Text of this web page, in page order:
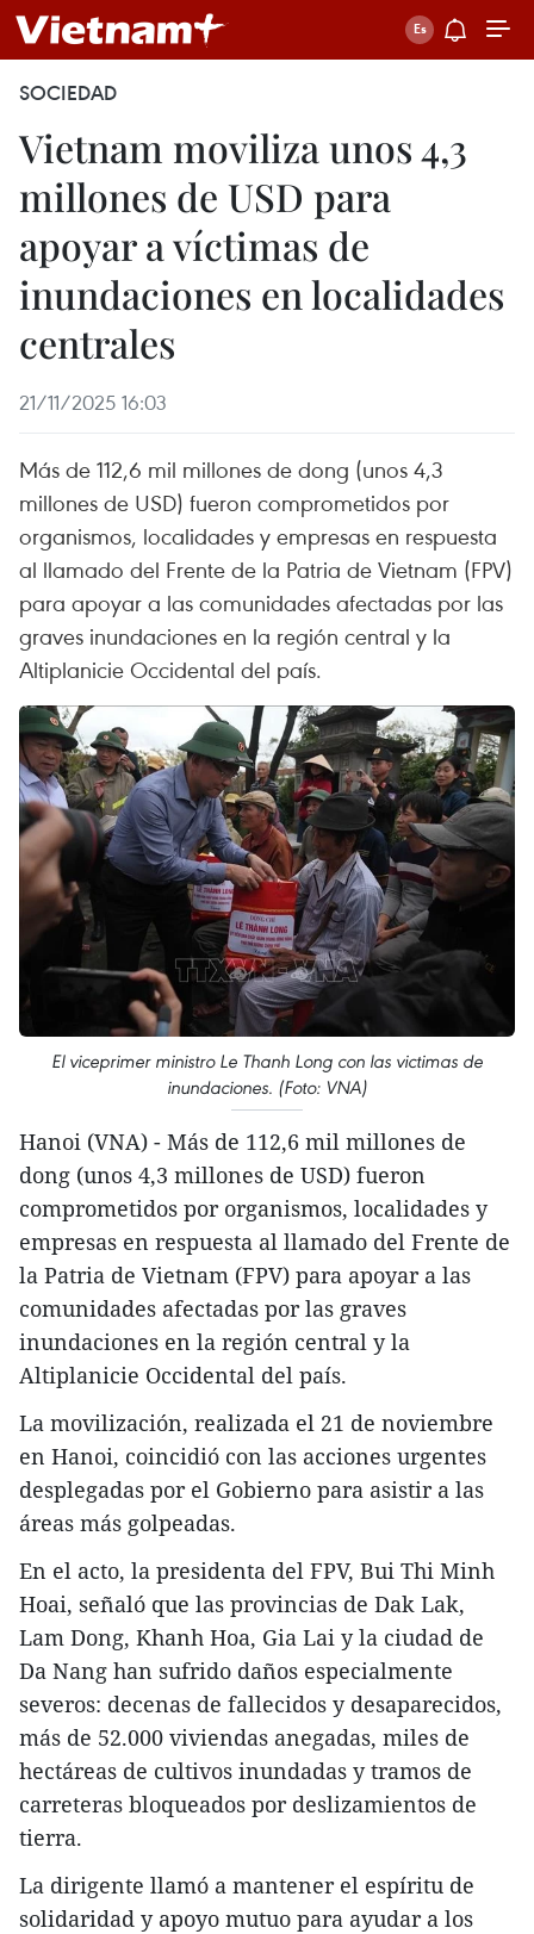
SOCIEDAD
Vietnam moviliza unos 4,3
millones de USD para
apoyar a víctimas de
inundaciones en localidades
centrales
21/11/2025 16:03
Más de 112,6 mil millones de dong (unos 4,3
millones de USD) fueron comprometidos por
organismos, localidades y empresas en respuesta
al llamado del Frente de la Patria de Vietnam (FPV)
para apoyar a las comunidades afectadas por las
graves inundaciones en la región central y la
Altiplanicie Occidental del país.
El viceprimer ministro Le Thanh Long con las victimas de
inundaciones. (Foto: VNA)
Hanoi (VNA) - Más de 112,6 mil millones de
dong (unos 4,3 millones de USD) fueron
comprometidos por organismos, localidades y
empresas en respuesta al llamado del Frente de
la Patria de Vietnam (FPV) para apoyar a las
comunidades afectadas por las graves
inundaciones en la región central y la
Altiplanicie Occidental del país.
La movilización, realizada el 21 de noviembre
en Hanoi, coincidió con las acciones urgentes
desplegadas por el Gobierno para asistir a las
áreas más golpeadas.
En el acto, la presidenta del FPV, Bui Thi Minh
Hoai, señaló que las provincias de Dak Lak,
Lam Dong, Khanh Hoa, Gia Lai y la ciudad de
Da Nang han sufrido daños especialmente
severos: decenas de fallecidos y desaparecidos,
más de 52.000 viviendas anegadas, miles de
hectáreas de cultivos inundadas y tramos de
carreteras bloqueados por deslizamientos de
tierra.
La dirigente llamó a mantener el espíritu de
solidaridad y apoyo mutuo para ayudar a los